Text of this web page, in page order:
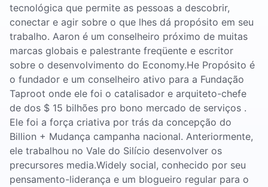
tecnológica que permite as pessoas a descobrir,
conectar e agir sobre o que lhes dá propósito em seu
trabalho. Aaron é um conselheiro próximo de muitas
marcas globais e palestrante freqüente e escritor
sobre o desenvolvimento do Economy.He Propósito é
o fundador e um conselheiro ativo para a Fundação
Taproot onde ele foi o catalisador e arquiteto-chefe
de dos $ 15 bilhões pro bono mercado de serviços .
Ele foi a força criativa por trás da concepção do
Billion + Mudança campanha nacional. Anteriormente,
ele trabalhou no Vale do Silício desenvolver os
precursores media.Widely social, conhecido por seu
pensamento-liderança e um blogueiro regular para o